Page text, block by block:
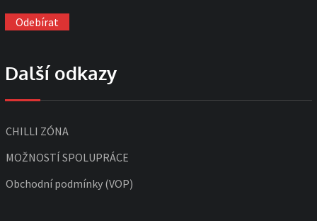
Další odkazy
CHILLI ZÓNA
MOŽNOSTÍ SPOLUPRÁCE
Obchodní podmínky (VOP)